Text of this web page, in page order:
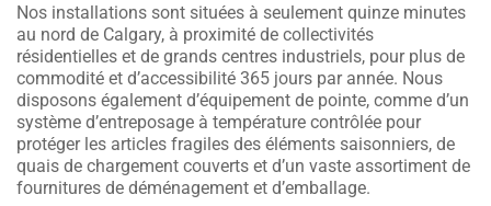
Nos installations sont situées à seulement quinze minutes
au nord de Calgary, à proximité de collectivités
résidentielles et de grands centres industriels, pour plus de
commodité et d’accessibilité 365 jours par année. Nous
disposons également d’équipement de pointe, comme d’un
système d’entreposage à température contrôlée pour
protéger les articles fragiles des éléments saisonniers, de
quais de chargement couverts et d’un vaste assortiment de
fournitures de déménagement et d’emballage.